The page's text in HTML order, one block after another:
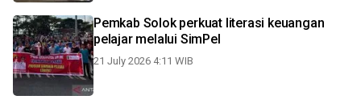
Pemkab Solok perkuat literasi keuangan
pelajar melalui SimPel
21 July 2026 4:11 WIB